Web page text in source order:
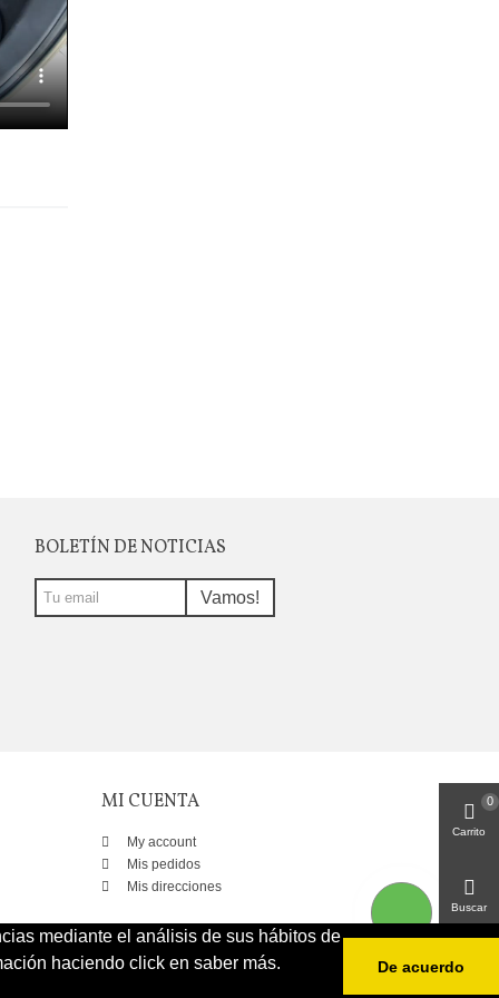
mediante el análisis de sus hábitos de
haciendo click en saber más.
De acuerdo
BOLETÍN DE NOTICIAS
Vamos!
MI CUENTA
My account
Mis pedidos
Mis direcciones
Carrito
0
Buscar